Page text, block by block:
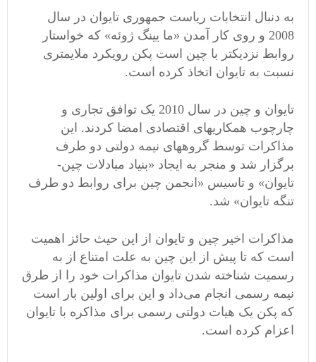
به دنبال انتخابات ریاست جمهوری تایوان در سال
2008 و روی کار آمدن «ما یینگ ژوئه» که خواستار
روابط نزدیکتر با چین است پکن رویکرد ملایمتری
نسبت به تایوان اتخاذ کرده است.
تایوان و چین در سال 2010 یک توافق تجاری و
چارچوب همکاریهای اقتصادی امضا کردند. این
مذاکرات توسط گروههای نیمه دولتی دو طرف
برگزار شد و منجر به ایجاد «بنیاد مبادلات چین-
تایوان» و تاسیس «انجمن چین برای روابط دو طرف
تنگه تایوان» شد.
مذاکرات اخیر چین و تایوان از این حیث حائز اهمیت
است که تا پیش از این چین به علت امتناع از به
رسمیت شناخته شدن تایوان مذاکرات خود را از طرق
نیمه رسمی انجام می‌داد و این برای اولین بار است
که پکن یک هیات دولتی رسمی برای مذاکره با تایوان
اعزام کرده است.